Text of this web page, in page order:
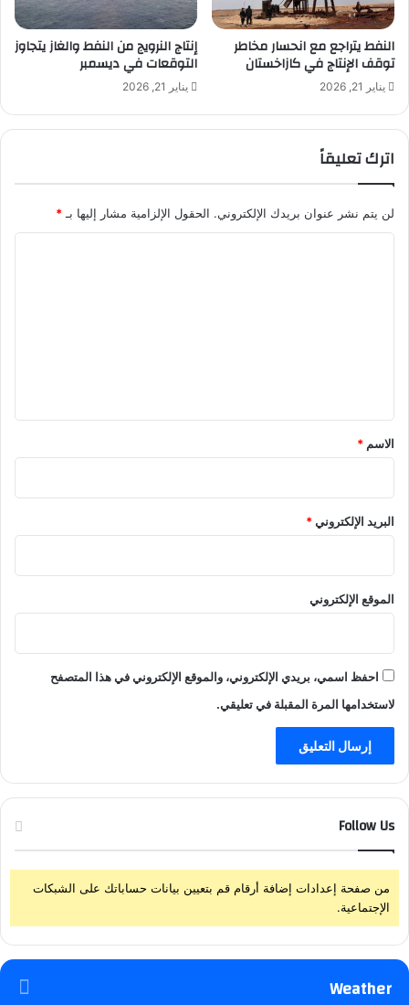
م
ق
ن
ن
ض
أ
س
ن
ب
ا
النفط يتراجع مع انحسار مخاطر
توقف الإنتاج في كازاخستان
يناير 21, 2026
إنتاج النرويج من النفط والغاز يتجاوز
التوقعات في ديسمبر
يناير 21, 2026
اترك تعليقاً
لن يتم نشر عنوان بريدك الإلكتروني. الحقول الإلزامية مشار إليها بـ *
*
الاسم *
البريد الإلكتروني*
الموقع الإلكتروني
احفظ اسمي، بريدي الإلكتروني، والموقع الإلكتروني في هذا المتصفح
لاستخدامها المرة المقبلة في تعليقي.
Follow Us
من صفحة إعدادات إضافة أرقام قم بتعيين بيانات حساباتك على الشبكات
الإجتماعية.
Weather